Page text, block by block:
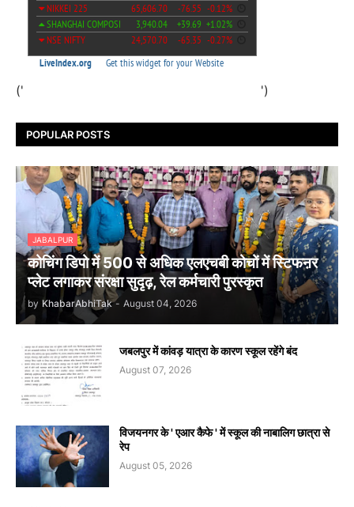
(' ')
POPULAR POSTS
JABALPUR
कोचिंग डिपो में 500 से अधिक एलएचबी कोचों में स्टिफऩर
प्लेट लगाकर संरक्षा सुदृढ़, रेल कर्मचारी पुरस्कृत
by KhabarAbhiTak - August 04, 2026
जबलपुर में कांवड़ यात्रा के कारण स्कूल रहेंगे बंद
August 07, 2026
विजयनगर के ' एआर कैफे ' में स्कूल की नाबालिग छात्रा से
रेप
August 05, 2026